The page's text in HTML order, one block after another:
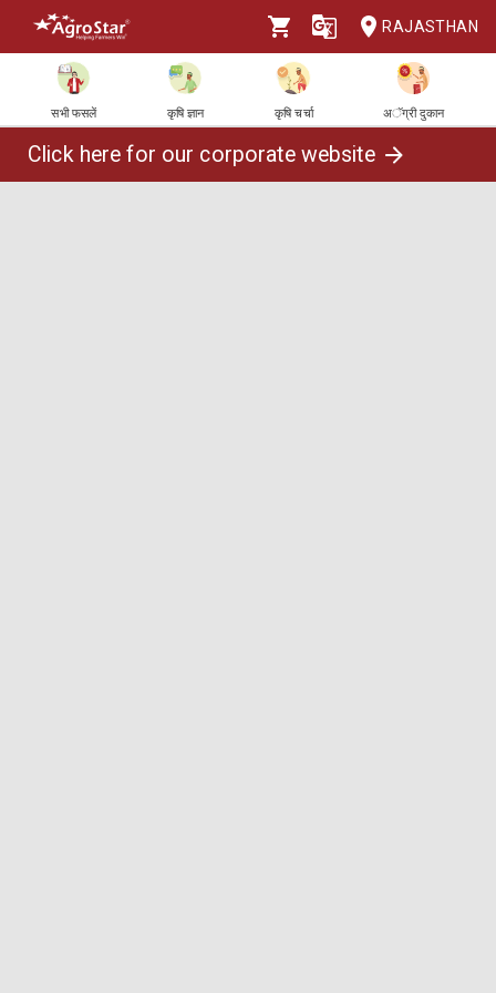
RAJASTHAN
सभी फसलें कृषि ज्ञान कृषि चर्चा अॅग्री दुकान
Click here for our corporate website